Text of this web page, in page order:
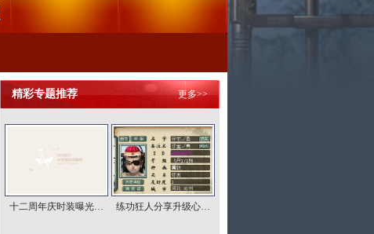
精彩专题推荐 更多>>
十二周年庆时装曝光… 练功狂人分享升级心…